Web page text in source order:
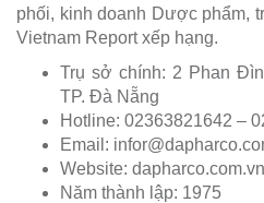
phối, kinh doanh Dược phẩm,
Vietnam Report xếp hạng.
Trụ sở chính: 2 Phan
TP. Đà Nẵng
Hotline: 02363821642 –
Email:
Website: dapharco.com.vn
Năm thành lập: 1975